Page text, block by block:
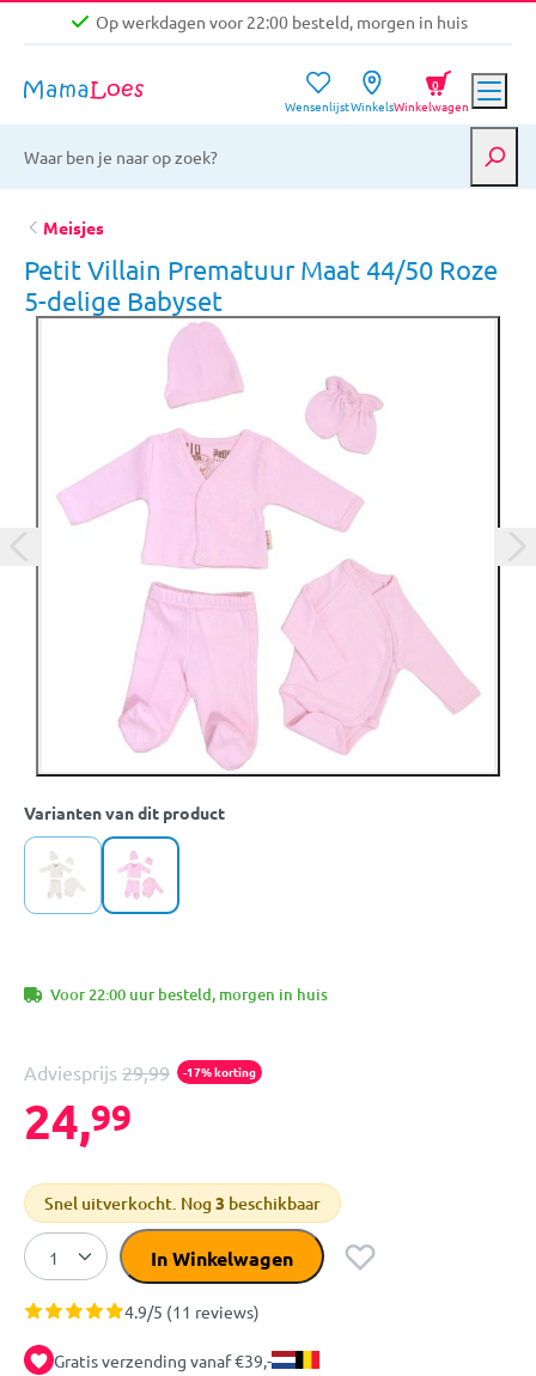
Op werkdagen voor 22:00 besteld, morgen in huis
Gratis verzending vanaf €39,-
Op werkdagen voor 22:00 besteld, morgen in huis
WensenlijstWinkelsWinkelwagen
0
Meisjes
Petit Villain Prematuur Maat 44/50 Roze
5-delige Babyset
Varianten van dit product
Voor 22:00 uur besteld, morgen in huis
Adviesprijs 29,99 -17% korting
24,99
Snel uitverkocht. Nog3 beschikbaar
In Winkelwagen
4.9/5 (11 reviews)
Gratis verzending vanaf €39,-